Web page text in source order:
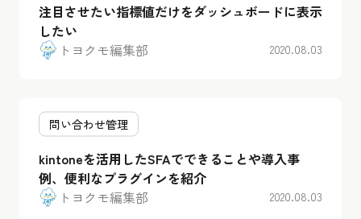
注目させたい指標値だけをダッシュボードに表示
したい
トヨクモ編集部
2020.08.03
問い合わせ管理
kintoneを活用したSFAでできることや導入事
例、便利なプラグインを紹介
トヨクモ編集部
2020.08.03